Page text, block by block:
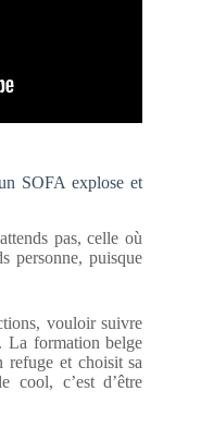
SOFA explose et
pas, celle où
personne, puisque
vouloir suivre
La formation belge
refuge et choisit sa
cool, c’est d’être